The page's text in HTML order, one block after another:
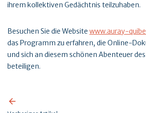
ihrem kollektiven Gedächtnis teilzuhaben.
Besuchen Sie die Website www.auray-
das Programm zu erfahren, die Online-
und sich an diesem schönen Abenteuer
beteiligen.